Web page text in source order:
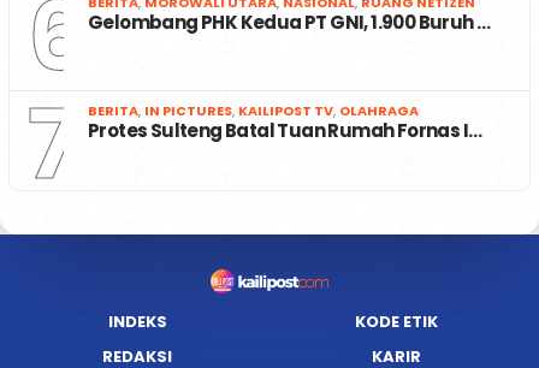
6 Gelombang PHK Kedua PT GNI, 1.900 Buruh …
7 BERITA, IN PICTURES, KAILIPOST TV, OLAHRAGA
Protes Sulteng Batal Tuan Rumah Fornas I…
INDEKS
KODE ETIK
REDAKSI
KARIR